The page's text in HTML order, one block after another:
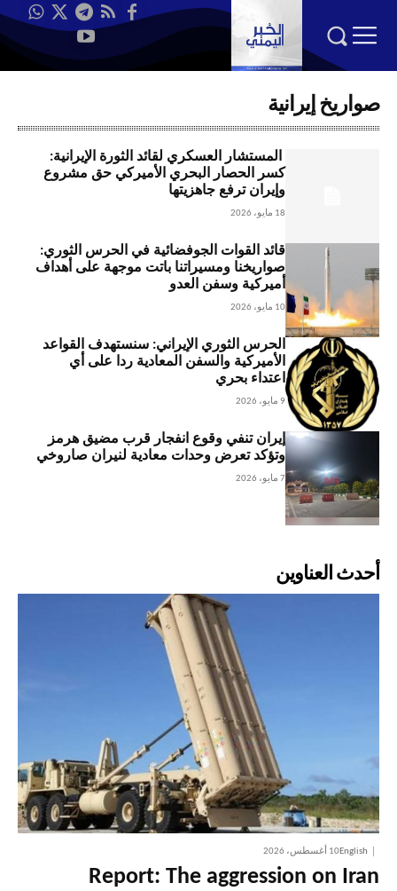
صواريخ إيرانية
المستشار العسكري لقائد الثورة الإيرانية:
كسر الحصار البحري الأميركي حق مشروع
وإيران ترفع جاهزيتها
18 مايو، 2026
قائد القوات الجوفضائية في الحرس الثوري:
صواريخنا ومسيراتنا باتت موجهة على أهداف
أميركية وسفن العدو
10 مايو، 2026
الحرس الثوري الإيراني: سنستهدف القواعد
الأميركية والسفن المعادية ردا على أي
اعتداء بحري
9 مايو، 2026
إيران تنفي وقوع انفجار قرب مضيق هرمز
وتؤكد تعرض وحدات معادية لنيران صاروخي
7 مايو، 2026
أحدث العناوين
English10 أغسطس، 2026
Report: The aggression on Iran